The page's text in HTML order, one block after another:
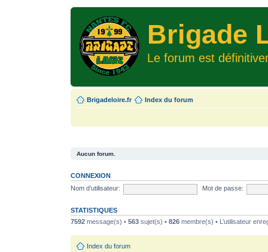
Brigade
Le forum est
Brigadeloire.fr Index du forum
Aucun forum.
CONNEXION
Nom d’utilisateur:
Mot de passe:
STATISTIQUES
7592 message(s) • 563 sujet(s) • 826 membre(s) • L’utilisateur
Index du forum